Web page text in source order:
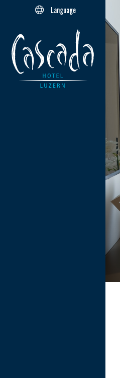
Language